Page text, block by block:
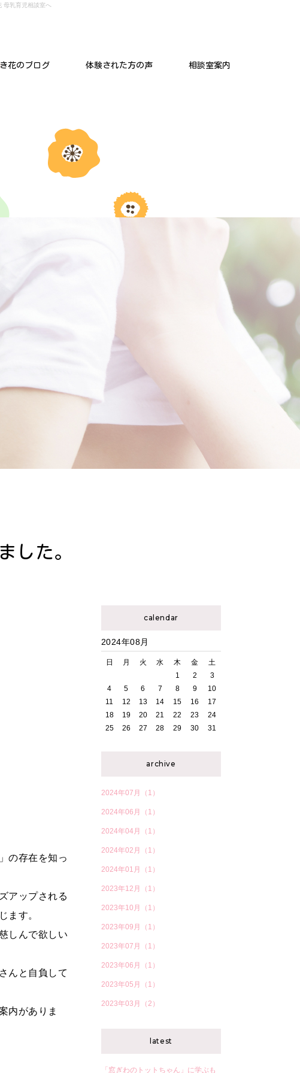
母乳育児相談室へ
花のブログ 体験された方の声 相談室案内
した。
の存在を知っ
アップされる
ます。
しんで欲しい
んと自負して
内がありま
calendar
2024年08月
日 月 火 水 木 金
土
1
2
3
4
5 6 7 8 9
10
11
12 13 14 15 16
17
18
19 20 21 22 23
24
25
26 27 28 29 30 31
archive
2024年07月（1）
2024年06月（1）
2024年04月（1）
2024年02月（1）
2024年01月（1）
2023年12月（1）
2023年10月（1）
2023年09月（1）
2023年07月（1）
2023年06月（1）
2023年05月（1）
2023年03月（2）
latest
「窓ぎわのトットちゃん」に学ぶも